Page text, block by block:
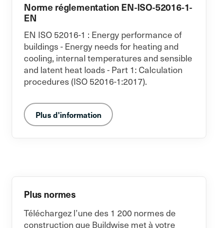
Norme réglementation EN-ISO-52016-1-
EN
EN ISO 52016-1 : Energy performance of
buildings - Energy needs for heating and
cooling, internal temperatures and sensible
and latent heat loads - Part 1: Calculation
procedures (ISO 52016-1:2017).
Plus d'information
Plus normes
Téléchargez l’une des 1 200 normes de
construction que Buildwise met à votre